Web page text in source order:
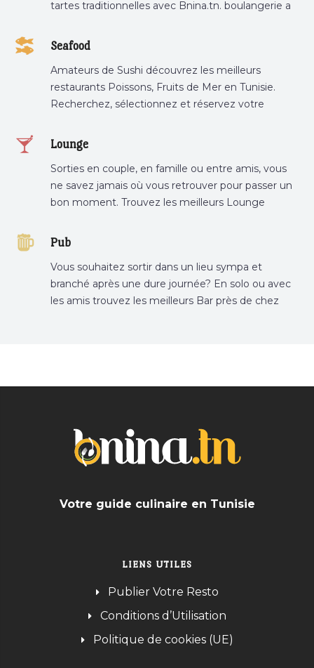
tartes traditionnelles avec Bnina.tn. boulangerie a
tunis, pâtisserie sousse .
Seafood
Amateurs de Sushi découvrez les meilleurs
restaurants Poissons, Fruits de Mer en Tunisie.
Recherchez, sélectionnez et réservez votre
Lounge
Sorties en couple, en famille ou entre amis, vous
ne savez jamais où vous retrouver pour passer un
bon moment. Trouvez les meilleurs Lounge
Pub
Vous souhaitez sortir dans un lieu sympa et
branché après une dure journée? En solo ou avec
les amis trouvez les meilleurs Bar près de chez
Votre guide culinaire en Tunisie
LIENS UTILES
Publier Votre Resto
Conditions d’Utilisation
Politique de cookies (UE)